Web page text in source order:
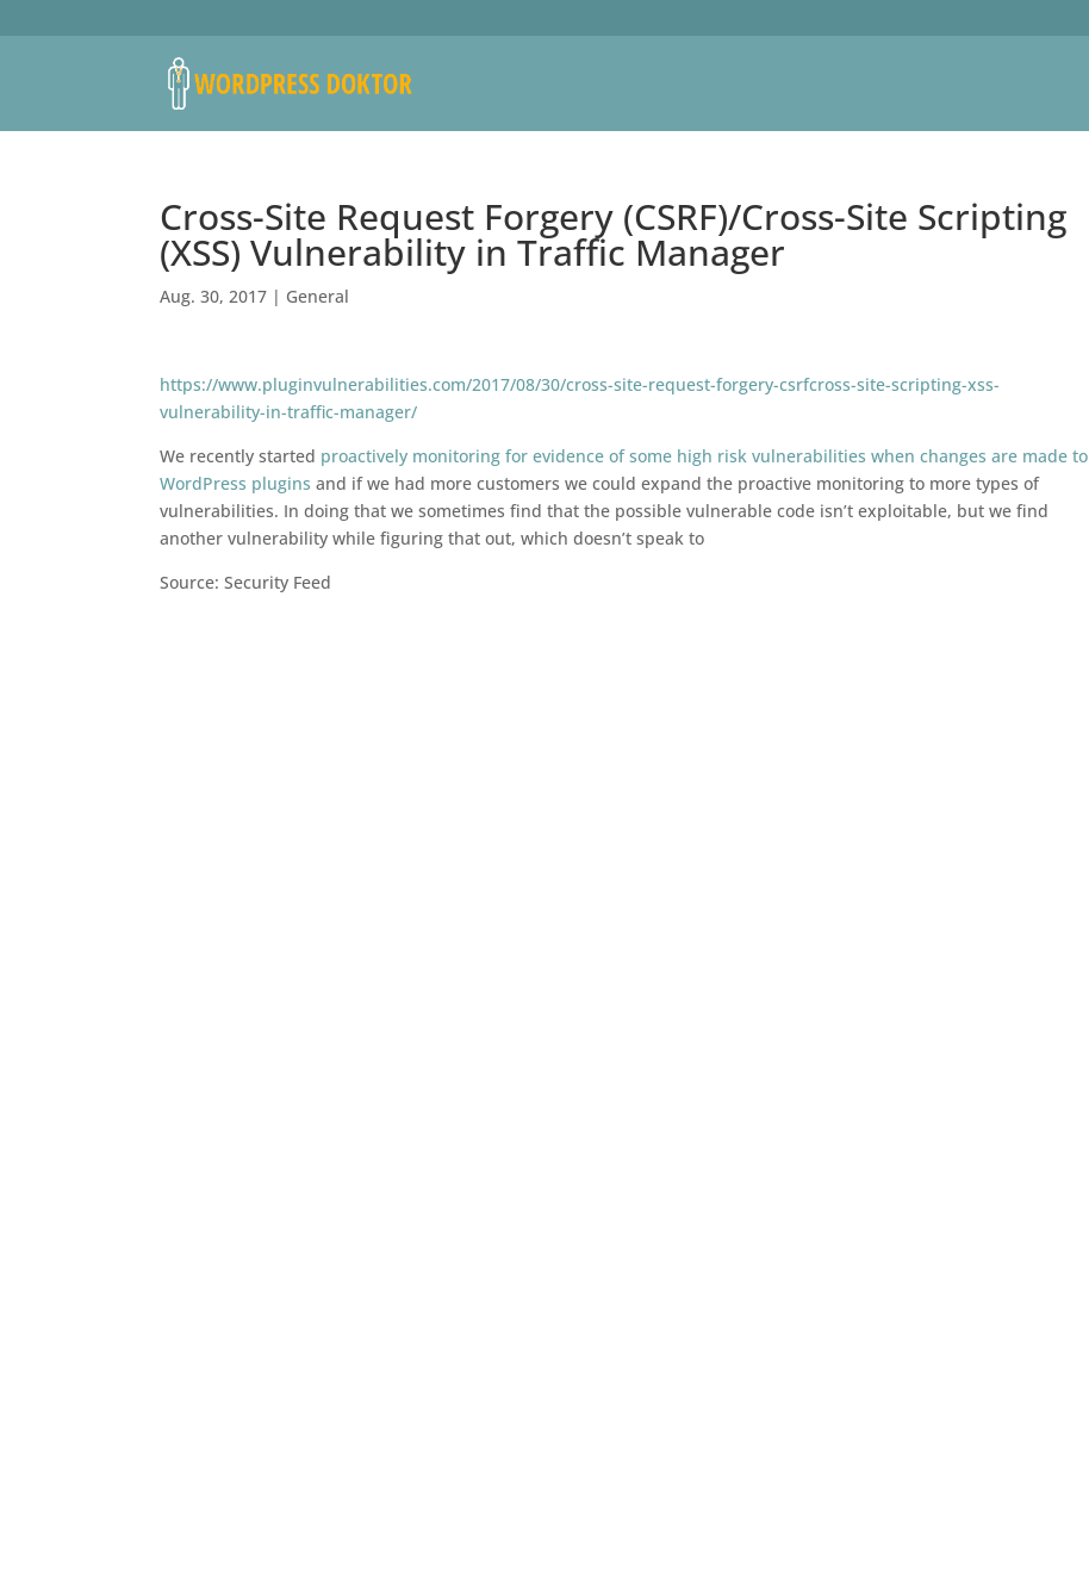
Cross-Site Request Forgery (CSRF)/Cross-Site Scripting
(XSS) Vulnerability in Traffic Manager
Aug. 30, 2017 | General
https://www.pluginvulnerabilities.com/2017/08/30/cross-site-request-forgery-csrfcross-site-scripting-xss-
vulnerability-in-traffic-manager/
We recently started proactively monitoring for evidence of some high risk vulnerabilities when changes are made to
WordPress plugins and if we had more customers we could expand the proactive monitoring to more types of
vulnerabilities. In doing that we sometimes find that the possible vulnerable code isn’t exploitable, but we find
another vulnerability while figuring that out, which doesn’t speak to
Source: Security Feed